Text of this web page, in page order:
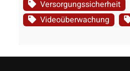
Versorgungssicherheit
Videoüberwachung